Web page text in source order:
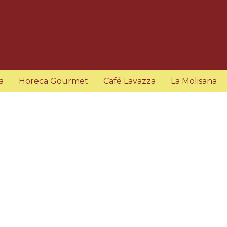
Horeca Gourmet Café Lavazza La Molisana